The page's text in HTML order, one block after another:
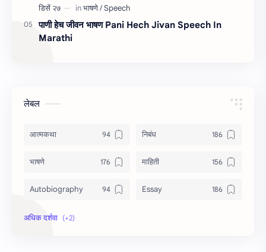
पाणी हेच जीवन भाषण Pani Hech Jivan Speech In
Marathi
लेबल
आत्मकथा निबंध
भाषणे माहिती
Autobiography Essay
Information